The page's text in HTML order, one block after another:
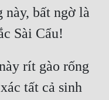
này, bất ngờ là
rít gào rống
tất cả sinh